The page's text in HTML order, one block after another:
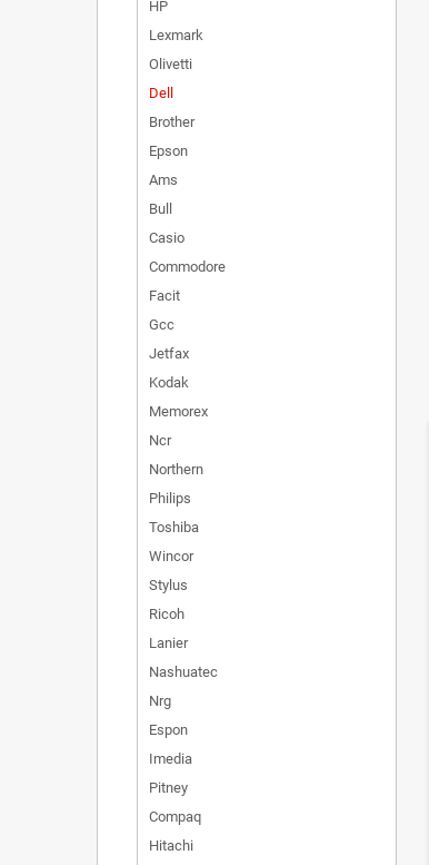
HP
Lexmark
Olivetti
Dell
Brother
Epson
Ams
Bull
Casio
Commodore
Facit
Gcc
Jetfax
Kodak
Memorex
Ncr
Northern
Philips
Toshiba
Wincor
Stylus
Ricoh
Lanier
Nashuatec
Nrg
Espon
Imedia
Pitney
Compaq
Hitachi